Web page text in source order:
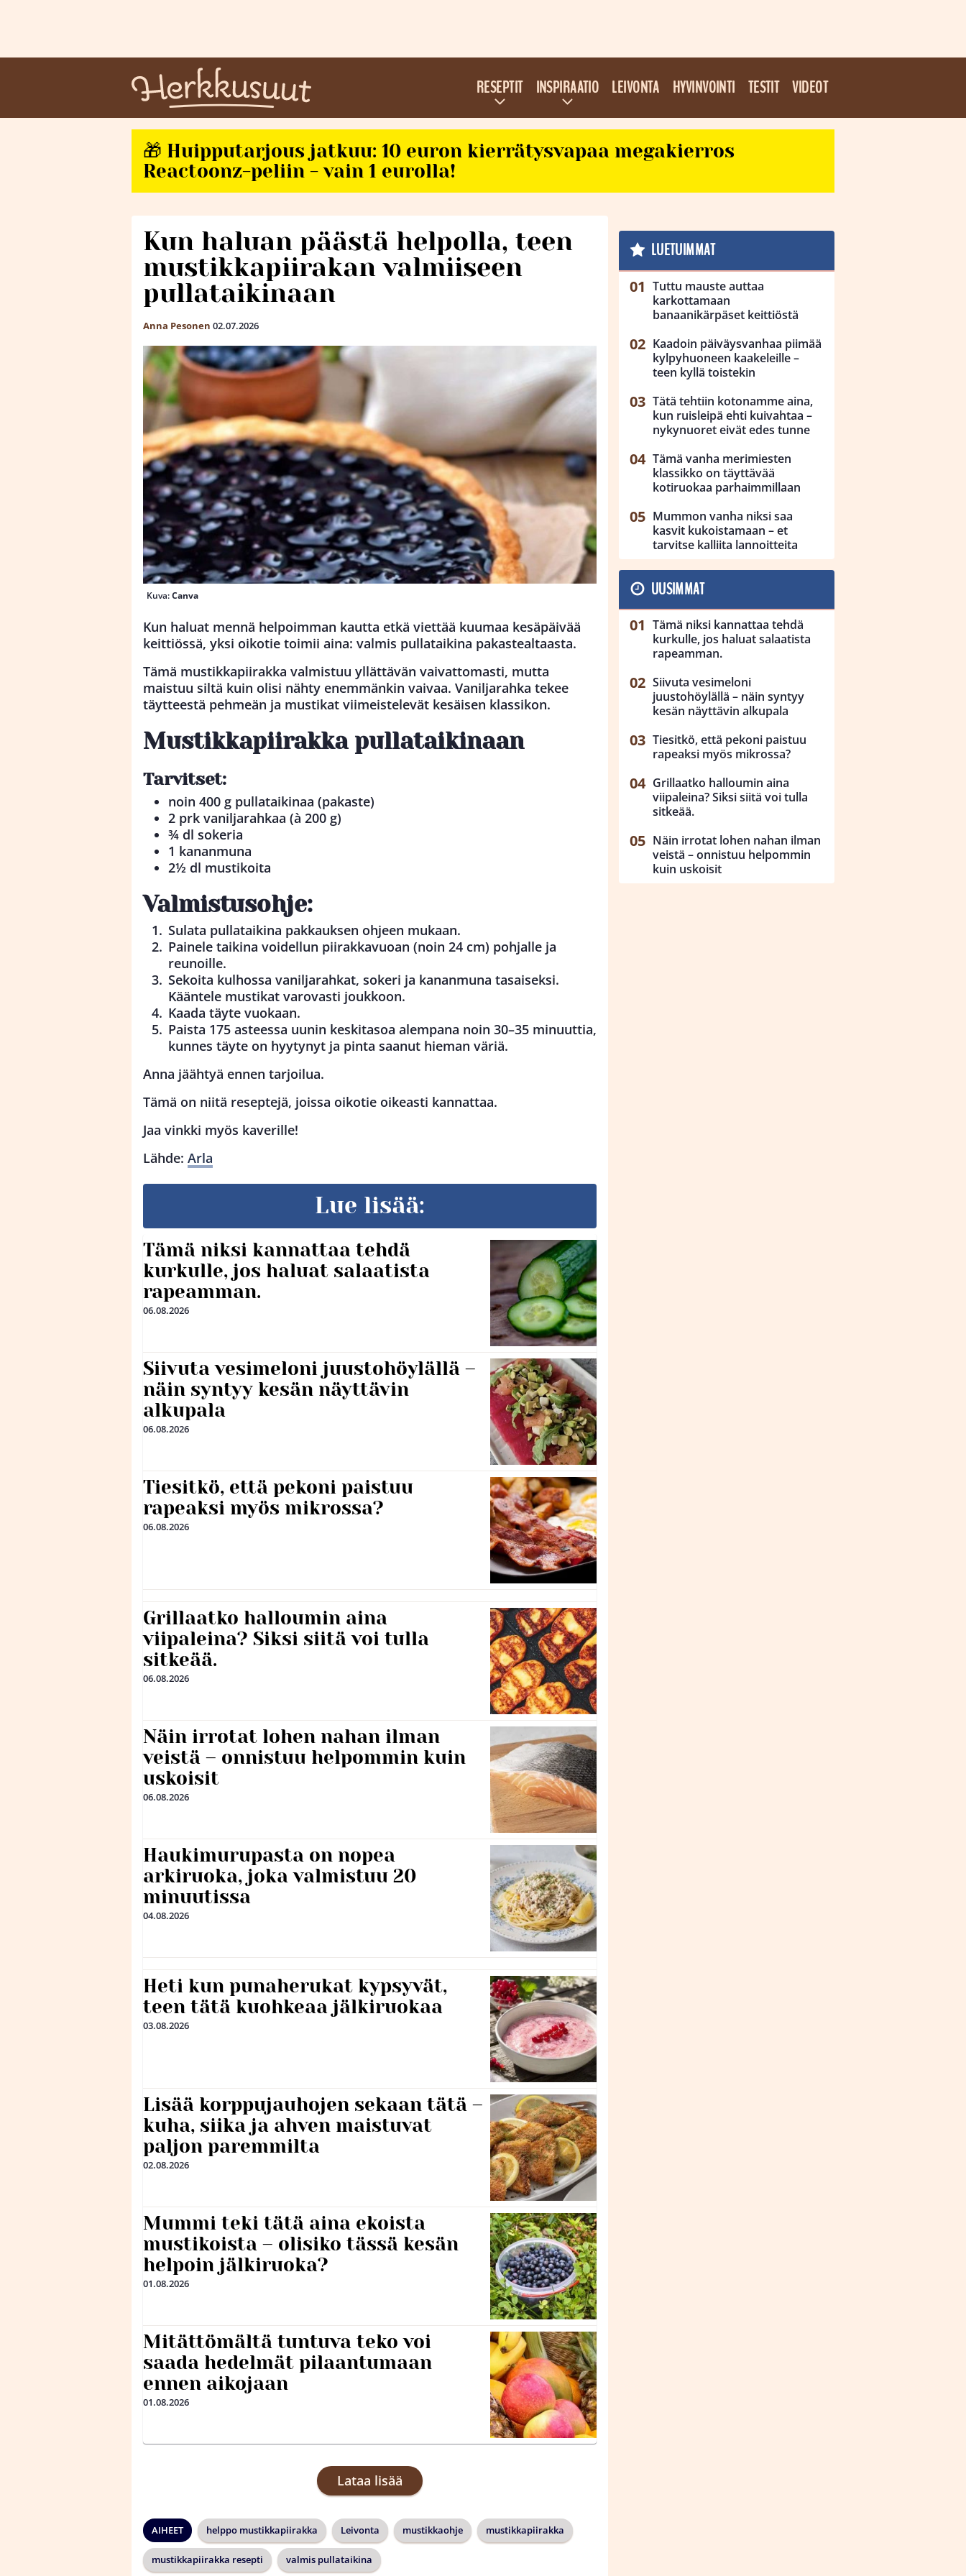
RESEPTIT INSPIRAATIO LEIVONTA HYVINVOINTI TESTIT VIDEOT
🎁 Huipputarjous jatkuu: 10 euron kierrätysvapaa megakierros
Reactoonz-peliin - vain 1 eurolla!
Kun haluan päästä helpolla, teen
mustikkapiirakan valmiiseen
pullataikinaan
Anna Pesonen 02.07.2026
Kuva:Canva
Kun haluat mennä helpoimman kautta etkä viettää kuumaa kesäpäivää
keittiössä, yksi oikotie toimii aina: valmis pullataikina pakastealtaasta.
Tämä mustikkapiirakka valmistuu yllättävän vaivattomasti, mutta
maistuu siltä kuin olisi nähty enemmänkin vaivaa. Vaniljarahka tekee
täytteestä pehmeän ja mustikat viimeistelevät kesäisen klassikon.
Mustikkapiirakka pullataikinaan
Tarvitset:
noin 400 g pullataikinaa (pakaste)
2 prk vaniljarahkaa (à 200 g)
¾ dl sokeria
1 kananmuna
2½ dl mustikoita
Valmistusohje:
Sulata pullataikina pakkauksen ohjeen mukaan.
Painele taikina voidellun piirakkavuoan (noin 24 cm) pohjalle ja
reunoille.
Sekoita kulhossa vaniljarahkat, sokeri ja kananmuna tasaiseksi.
Kääntele mustikat varovasti joukkoon.
Kaada täyte vuokaan.
Paista 175 asteessa uunin keskitasoa alempana noin 30–35 minuuttia,
kunnes täyte on hyytynyt ja pinta saanut hieman väriä.
Anna jäähtyä ennen tarjoilua.
Tämä on niitä reseptejä, joissa oikotie oikeasti kannattaa.
Jaa vinkki myös kaverille!
Lähde: Arla
Lue lisää:
Tämä niksi kannattaa tehdä
kurkulle, jos haluat salaatista
rapeamman.
06.08.2026
Siivuta vesimeloni juustohöylällä –
näin syntyy kesän näyttävin
alkupala
06.08.2026
Tiesitkö, että pekoni paistuu
rapeaksi myös mikrossa?
06.08.2026
Grillaatko halloumin aina
viipaleina? Siksi siitä voi tulla
sitkeää.
06.08.2026
Näin irrotat lohen nahan ilman
veistä – onnistuu helpommin kuin
uskoisit
06.08.2026
Haukimurupasta on nopea
arkiruoka, joka valmistuu 20
minuutissa
04.08.2026
Heti kun punaherukat kypsyvät,
teen tätä kuohkeaa jälkiruokaa
03.08.2026
Lisää korppujauhojen sekaan tätä –
kuha, siika ja ahven maistuvat
paljon paremmilta
02.08.2026
Mummi teki tätä aina ekoista
mustikoista – olisiko tässä kesän
helpoin jälkiruoka?
01.08.2026
Mitättömältä tuntuva teko voi
saada hedelmät pilaantumaan
ennen aikojaan
01.08.2026
Lataa lisää
AIHEET helppo mustikkapiirakka Leivonta mustikkaohje mustikkapiirakka
mustikkapiirakka resepti valmis pullataikina
LUETUIMMAT
Tuttu mauste auttaa
karkottamaan
banaanikärpäset keittiöstä
Kaadoin päiväysvanhaa piimää
kylpyhuoneen kaakeleille –
teen kyllä toistekin
Tätä tehtiin kotonamme aina,
kun ruisleipä ehti kuivahtaa –
nykynuoret eivät edes tunne
Tämä vanha merimiesten
klassikko on täyttävää
kotiruokaa parhaimmillaan
Mummon vanha niksi saa
kasvit kukoistamaan – et
tarvitse kalliita lannoitteita
UUSIMMAT
Tämä niksi kannattaa tehdä
kurkulle, jos haluat salaatista
rapeamman.
Siivuta vesimeloni
juustohöylällä – näin syntyy
kesän näyttävin alkupala
Tiesitkö, että pekoni paistuu
rapeaksi myös mikrossa?
Grillaatko halloumin aina
viipaleina? Siksi siitä voi tulla
sitkeää.
Näin irrotat lohen nahan ilman
veistä – onnistuu helpommin
kuin uskoisit